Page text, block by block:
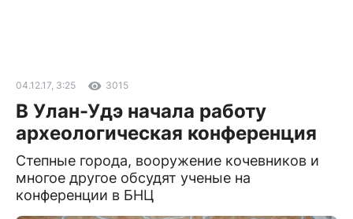
04.12.17, 3:25 3015
В Улан-Удэ начала работу
археологическая конференция
Степные города, вооружение кочевников и
многое другое обсудят ученые на
конференции в БНЦ